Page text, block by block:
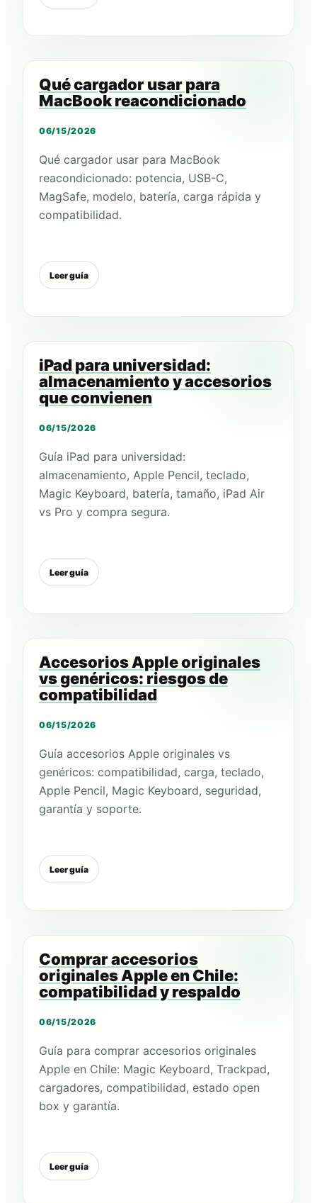
Qué cargador usar para
MacBook reacondicionado
06/15/2026
Qué cargador usar para MacBook
reacondicionado: potencia, USB-C,
MagSafe, modelo, batería, carga rápida y
compatibilidad.
Leer guía
iPad para universidad:
almacenamiento y accesorios
que convienen
06/15/2026
Guía iPad para universidad:
almacenamiento, Apple Pencil, teclado,
Magic Keyboard, batería, tamaño, iPad Air
vs Pro y compra segura.
Leer guía
Accesorios Apple originales
vs genéricos: riesgos de
compatibilidad
06/15/2026
Guía accesorios Apple originales vs
genéricos: compatibilidad, carga, teclado,
Apple Pencil, Magic Keyboard, seguridad,
garantía y soporte.
Leer guía
Comprar accesorios
originales Apple en Chile:
compatibilidad y respaldo
06/15/2026
Guía para comprar accesorios originales
Apple en Chile: Magic Keyboard, Trackpad,
cargadores, compatibilidad, estado open
box y garantía.
Leer guía